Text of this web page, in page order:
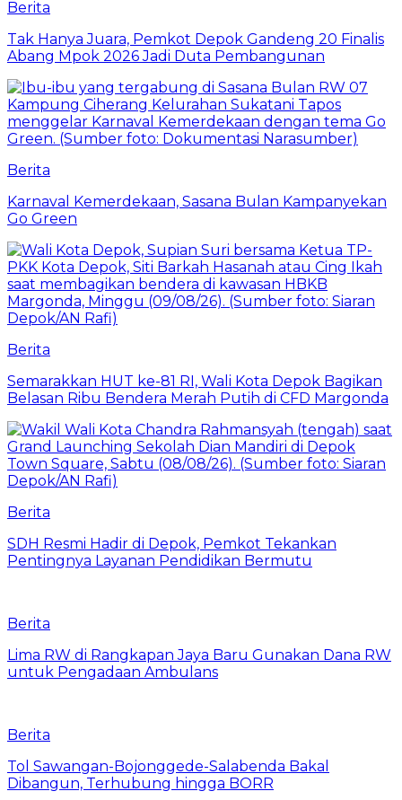
Berita
Tak Hanya Juara, Pemkot Depok Gandeng 20 Finalis
Abang Mpok 2026 Jadi Duta Pembangunan
Berita
Karnaval Kemerdekaan, Sasana Bulan Kampanyekan
Go Green
Berita
Semarakkan HUT ke-81 RI, Wali Kota Depok Bagikan
Belasan Ribu Bendera Merah Putih di CFD Margonda
Berita
SDH Resmi Hadir di Depok, Pemkot Tekankan
Pentingnya Layanan Pendidikan Bermutu
Berita
Lima RW di Rangkapan Jaya Baru Gunakan Dana RW
untuk Pengadaan Ambulans
Berita
Tol Sawangan-Bojonggede-Salabenda Bakal
Dibangun, Terhubung hingga BORR